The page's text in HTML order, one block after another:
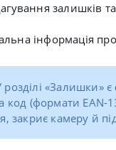
залишків
інформація
«Залишки» є
код (формати EAN-
закриє камеру й